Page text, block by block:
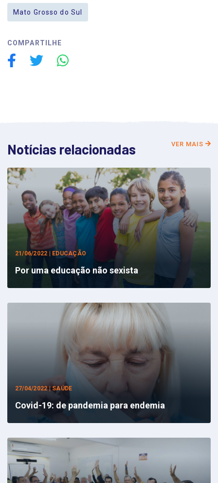
Mato Grosso do Sul
COMPARTILHE
Notícias relacionadas VER MAIS
21/06/2022 | EDUCAÇÃO
Por uma educação não sexista
27/04/2022 | SAÚDE
Covid-19: de pandemia para endemia